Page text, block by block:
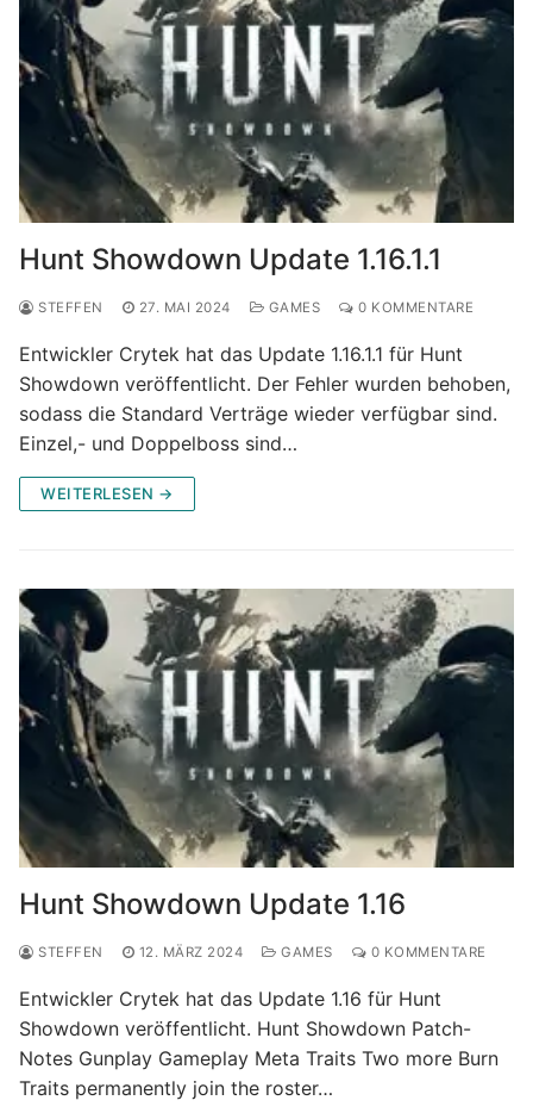
Hunt Showdown Update 1.16.1.1
STEFFEN 27. MAI 2024 GAMES 0 KOMMENTARE
Entwickler Crytek hat das Update 1.16.1.1 für Hunt
Showdown veröffentlicht. Der Fehler wurden behoben,
sodass die Standard Verträge wieder verfügbar sind.
Einzel,- und Doppelboss sind…
WEITERLESEN →
Hunt Showdown Update 1.16
STEFFEN 12. MÄRZ 2024 GAMES 0 KOMMENTARE
Entwickler Crytek hat das Update 1.16 für Hunt
Showdown veröffentlicht. Hunt Showdown Patch-
Notes Gunplay Gameplay Meta Traits Two more Burn
Traits permanently join the roster…